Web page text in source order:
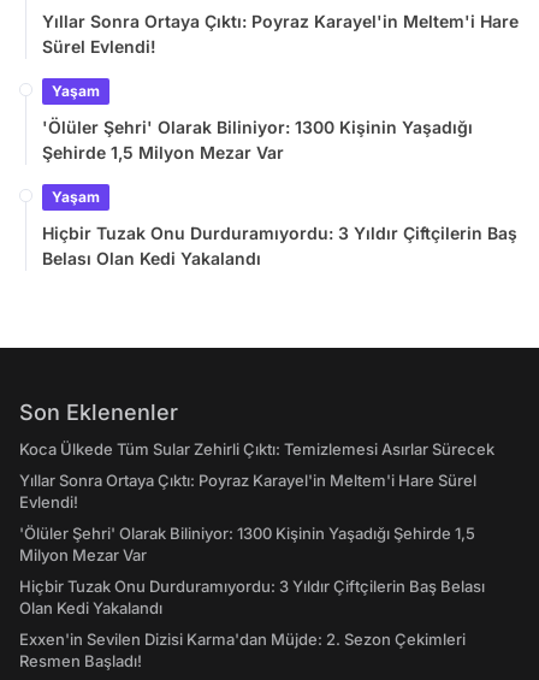
Yıllar Sonra Ortaya Çıktı: Poyraz Karayel'in Meltem'i Hare
Sürel Evlendi!
Yaşam
'Ölüler Şehri' Olarak Biliniyor: 1300 Kişinin Yaşadığı
Şehirde 1,5 Milyon Mezar Var
Yaşam
Hiçbir Tuzak Onu Durduramıyordu: 3 Yıldır Çiftçilerin Baş
Belası Olan Kedi Yakalandı
Son Eklenenler
Koca Ülkede Tüm Sular Zehirli Çıktı: Temizlemesi Asırlar Sürecek
Yıllar Sonra Ortaya Çıktı: Poyraz Karayel'in Meltem'i Hare Sürel
Evlendi!
'Ölüler Şehri' Olarak Biliniyor: 1300 Kişinin Yaşadığı Şehirde 1,5
Milyon Mezar Var
Hiçbir Tuzak Onu Durduramıyordu: 3 Yıldır Çiftçilerin Baş Belası
Olan Kedi Yakalandı
Exxen'in Sevilen Dizisi Karma'dan Müjde: 2. Sezon Çekimleri
Resmen Başladı!